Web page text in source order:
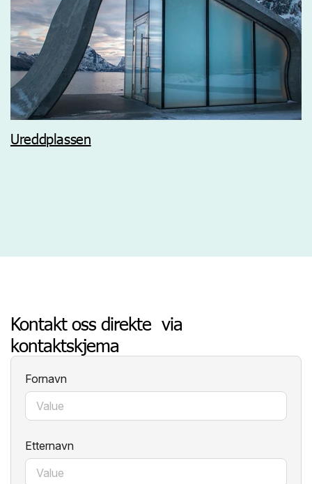
Ureddplassen
Kontakt oss direkte via
kontaktskjema
Fornavn
Etternavn